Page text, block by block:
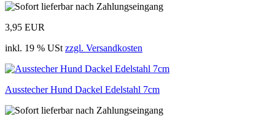
3,95 EUR
inkl. 19 % USt zzgl. Versandkosten
Ausstecher Hund Dackel Edelstahl 7cm